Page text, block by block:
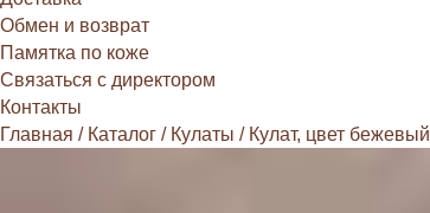
Обмен и возврат
Памятка по коже
Связаться с директором
Контакты
Главная / Каталог / Кулаты / Кулат, цвет бежевый